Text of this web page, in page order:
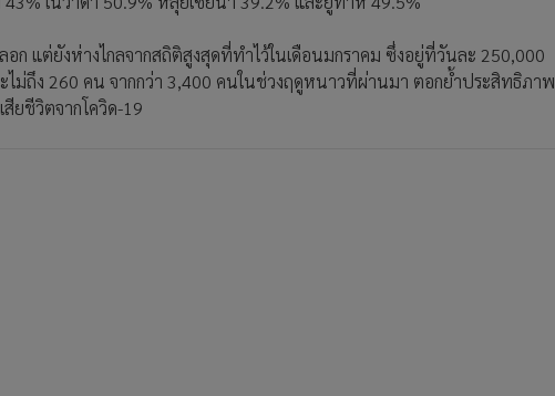
ก แต่ยังห่างไกลจากสถิติสูงสุดที่ทำไว้ในเดือนมกราคม ซึ่งอยู่ที่วันละ 250,000
ไม่ถึง 260 คน จากกว่า 3,400 คนในช่วงฤดูหนาวที่ผ่านมา ตอกย้ำประสิทธิภาพ
ยชีวิตจากโควิด-19